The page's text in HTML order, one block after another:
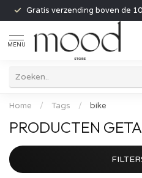
Gratis verzending boven de
MENU
Home / Tags / bike
PRODUCTEN